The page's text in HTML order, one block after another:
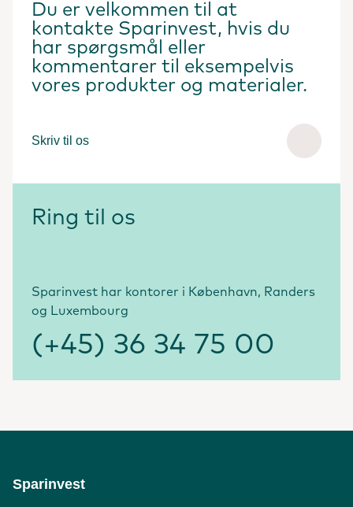
Du er velkommen til at
kontakte Sparinvest, hvis du
har spørgsmål eller
kommentarer til eksempelvis
vores produkter og materialer.
Skriv til os
Ring til os
Sparinvest har kontorer i København, Randers
og Luxembourg
(+45) 36 34 75 00
Sparinvest